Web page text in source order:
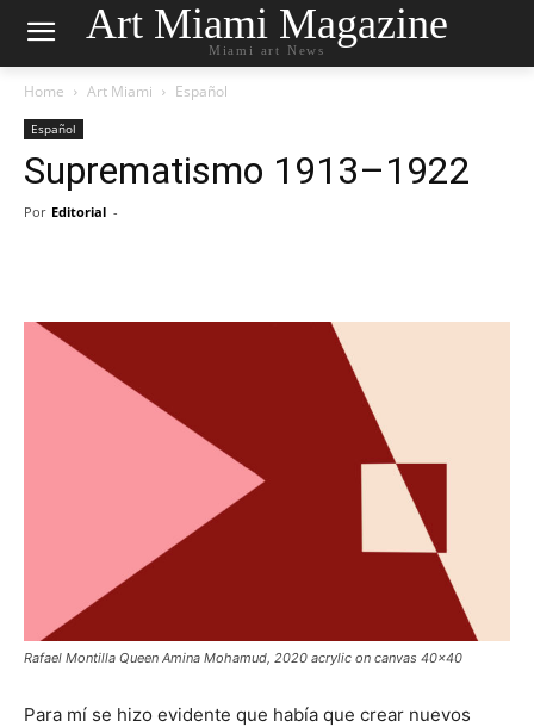
Art Miami Magazine
Miami art News
Home Art Miami Español
Español
Suprematismo 1913–1922
Por Editorial -
Rafael Montilla Queen Amina Mohamud, 2020 acrylic on canvas 40x40
Para mí se hizo evidente que había que crear nuevos